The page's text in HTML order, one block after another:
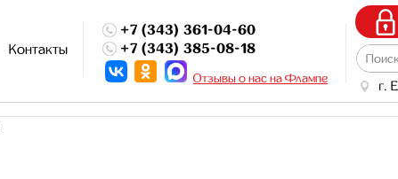
+7 (343) 361-04-60
+7 (343) 385-08-18
Отзывы о нас на Флампе г.
Контакты